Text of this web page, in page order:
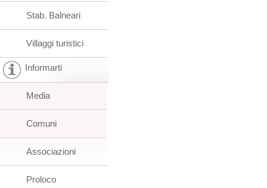
Stab. Balneari
Villaggi turistici
Informarti
Media
Comuni
Associazioni
Proloco